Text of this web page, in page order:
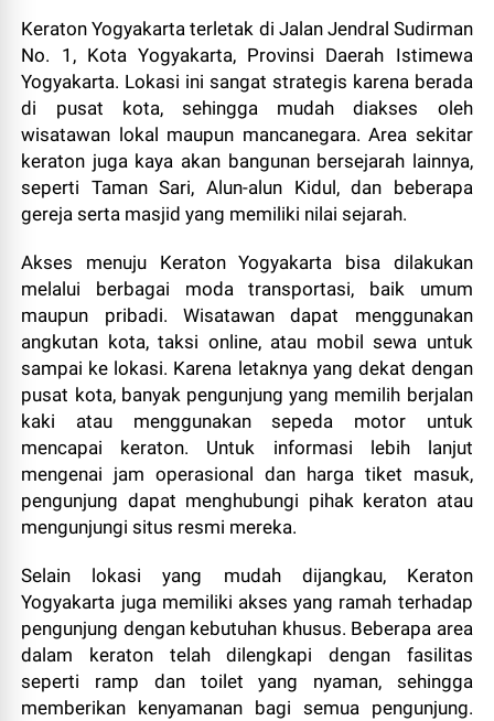
Keraton Yogyakarta terletak di Jalan Jendral Sudirman
No. 1, Kota Yogyakarta, Provinsi Daerah Istimewa
Yogyakarta. Lokasi ini sangat strategis karena berada
di pusat kota, sehingga mudah diakses oleh
wisatawan lokal maupun mancanegara. Area sekitar
keraton juga kaya akan bangunan bersejarah lainnya,
seperti Taman Sari, Alun-alun Kidul, dan beberapa
gereja serta masjid yang memiliki nilai sejarah.
Akses menuju Keraton Yogyakarta bisa dilakukan
melalui berbagai moda transportasi, baik umum
maupun pribadi. Wisatawan dapat menggunakan
angkutan kota, taksi online, atau mobil sewa untuk
sampai ke lokasi. Karena letaknya yang dekat dengan
pusat kota, banyak pengunjung yang memilih berjalan
kaki atau menggunakan sepeda motor untuk
mencapai keraton. Untuk informasi lebih lanjut
mengenai jam operasional dan harga tiket masuk,
pengunjung dapat menghubungi pihak keraton atau
mengunjungi situs resmi mereka.
Selain lokasi yang mudah dijangkau, Keraton
Yogyakarta juga memiliki akses yang ramah terhadap
pengunjung dengan kebutuhan khusus. Beberapa area
dalam keraton telah dilengkapi dengan fasilitas
seperti ramp dan toilet yang nyaman, sehingga
memberikan kenyamanan bagi semua pengunjung.